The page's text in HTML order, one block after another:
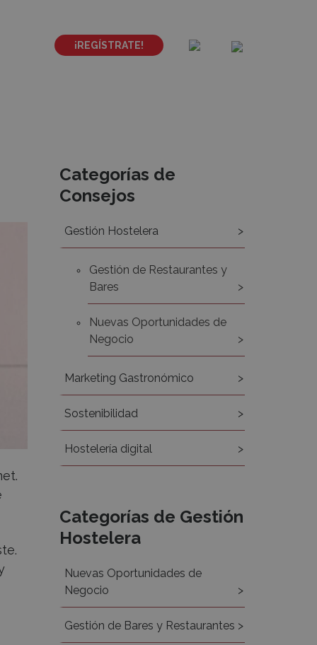
¡REGÍSTRATE!
Recursos
Categorías de
Consejos
Gestión Hostelera
Gestión de Restaurantes y
Bares
Nuevas Oportunidades de
Negocio
Marketing Gastronómico
Sostenibilidad
Hostelería digital
Categorías de Gestión
Hostelera
Nuevas Oportunidades de
Negocio
Gestión de Bares y Restaurantes